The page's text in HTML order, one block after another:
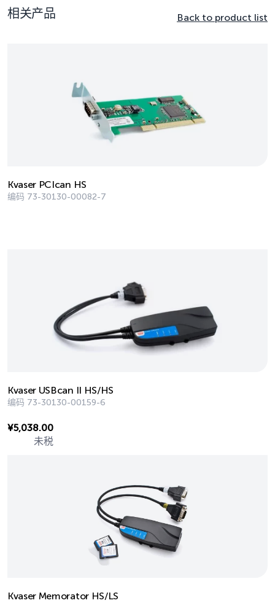
相关产品 Back to product list
Kvaser PCIcan HS
编码 73-30130-00082-7
Kvaser USBcan II HS/HS
编码 73-30130-00159-6
¥5,038.00
未税
Kvaser Memorator HS/LS